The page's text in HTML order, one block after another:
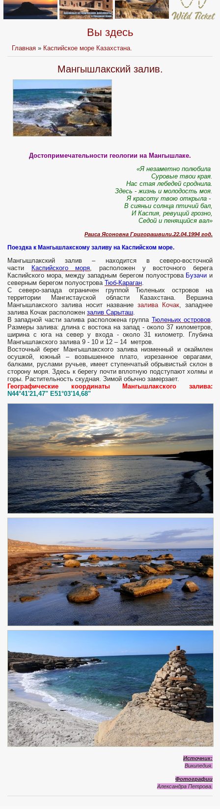
Вы здесь
Главная » Каспийское море Казахстана.
Мангышлакский залив.
Достопримечательности геологии на Мангышлаке.
«Я незаметно полюбила
Суровые твои края.
Нас стая лебедей сроднила.
Здесь - жизнь и молодость моя.
Я красоту твою открыла -
В сияньи солнца птичий бал,
И Каспия, ревущий грозно,
Седой и пенящийся вал»
Раиса Ясоновна Григорашвили.22.04.1994 год.
Поездка к Мангышлакскому заливу на Каспийском море.
Мангышлакский залив – находится в северо-восточной
части
Каспийского моря, расположен у восточного берега
Каспийского мора, между западным берегом полуострова Бузачи и
северным берегом полуострова Тюб-Караган.
С северо-запада ограничен группой Тюленьих островов на
территории Мангистауской области Казахстана. Вершина
Мангышлакского залива носит название залива Кочак, западнее
залива Кочак расположен залив Сарыташ.
В западной части залива расположена группа Тюленьих островов.
Размеры залива: длина с востока на запад - около 37 километров,
ширина с юга на север у входа - около 31 километр. Глубина
Мангышлакского залива 9 - 10 и 12 – 14 метров.
Восточный берег Мангышлакского залива низменный и окаймлен
осушкой, южный – возвышенное плато, изрезанное оврагами,
балками, руслами ручьев, имеет ступенчатый обрывистый склон в
сторону моря. Здесь к берегу почти вплотную подступают холмы и
горы. Растительность скудная. Зимой обычно замерзает.
Географические координаты Мангышлакского залива:
N44°41'21,47" E51°03'14,68"
Источник:
Википедия.
Фотографии
Александра Петрова.